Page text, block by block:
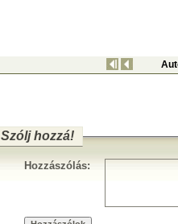
Szólj hozzá!
Hozzászólás: